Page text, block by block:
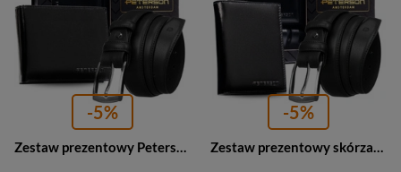
-5%
Zestaw prezentowy Peterson N992 skórzany męski portfel z paskiem poziomy czarny
-5%
Zestaw prezentowy skórzany męski portfel z paskiem Peterson N4 czarny